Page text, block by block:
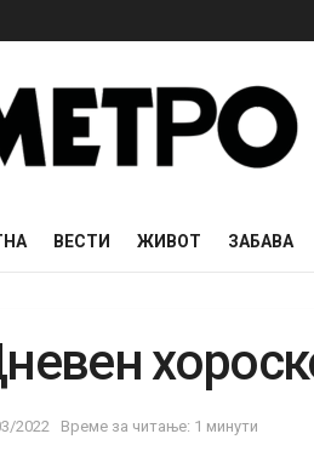
ВЕСТИ ЖИВОТ ЗАБАВА
2022 Време за читање: 1 минути